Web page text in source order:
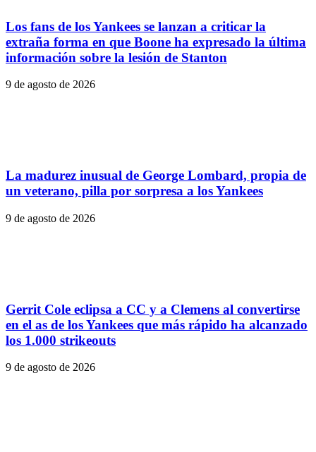
Los fans de los Yankees se lanzan a criticar la
extraña forma en que Boone ha expresado la última
información sobre la lesión de Stanton
9 de agosto de 2026
La madurez inusual de George Lombard, propia de
un veterano, pilla por sorpresa a los Yankees
9 de agosto de 2026
Gerrit Cole eclipsa a CC y a Clemens al convertirse
en el as de los Yankees que más rápido ha alcanzado
los 1.000 strikeouts
9 de agosto de 2026